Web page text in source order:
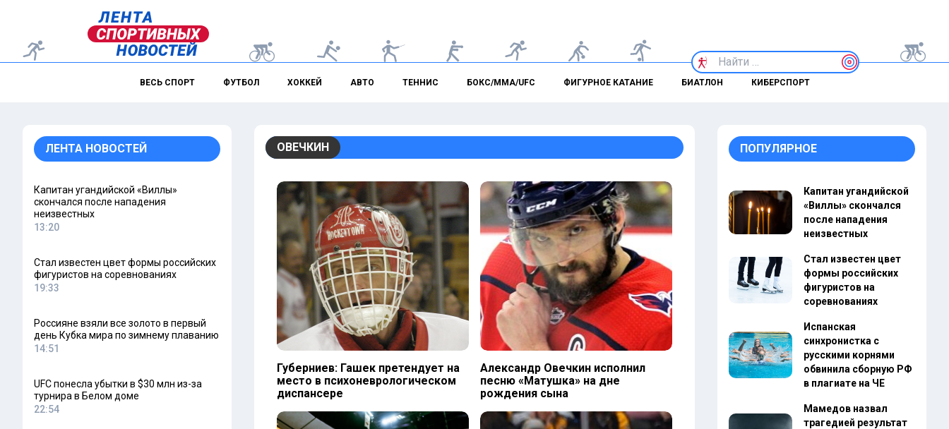
ВЕСЬ СПОРТ ФУТБОЛ ХОККЕЙ АВТО ТЕННИС БОКС/ММА/UFC ФИГУРНОЕ КАТАНИЕ БИАТЛОН КИБЕРСПОРТ
ЛЕНТА НОВОСТЕЙ
Капитан угандийской «Виллы»
скончался после нападения
неизвестных
13:20
Стал известен цвет формы российских
фигуристов на соревнованиях
19:33
Россияне взяли все золото в первый
день Кубка мира по зимнему плаванию
14:51
UFC понесла убытки в $30 млн из-за
турнира в Белом доме
22:54
ОВЕЧКИН
Губерниев: Гашек претендует на
место в психоневрологическом
диспансере
Александр Овечкин исполнил
песню «Матушка» на дне
рождения сына
ПОПУЛЯРНОЕ
Капитан угандийской
«Виллы» скончался
после нападения
неизвестных
Стал известен цвет
формы российских
фигуристов на
соревнованиях
Испанская
синхронистка с
русскими корнями
обвинила сборную РФ
в плагиате на ЧЕ
Мамедов назвал
трагедией результат